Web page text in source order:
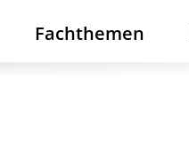
Fachthemen